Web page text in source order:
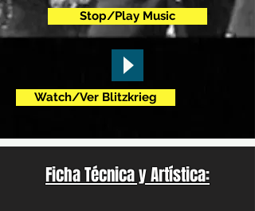
Stop/Play Music
Watch/Ver Blitzkrieg
Ficha Técnica y Artística: